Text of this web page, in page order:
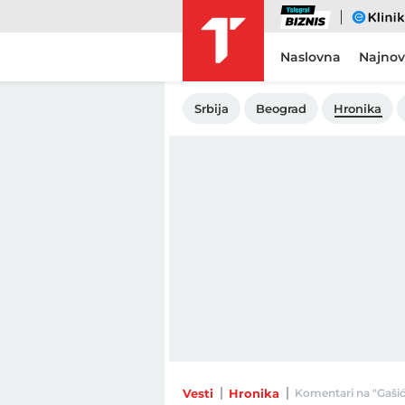
Biznis eKlinika
Naslovna
Srbija Beograd Hronika
Vesti Hronika Komentari na